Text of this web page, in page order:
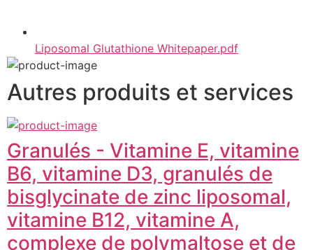
Liposomal Glutathione Whitepaper.pdf
Autres produits et services
Granulés - Vitamine E, vitamine
B6, vitamine D3, granulés de
bisglycinate de zinc liposomal,
vitamine B12, vitamine A,
complexe de polymaltose et de